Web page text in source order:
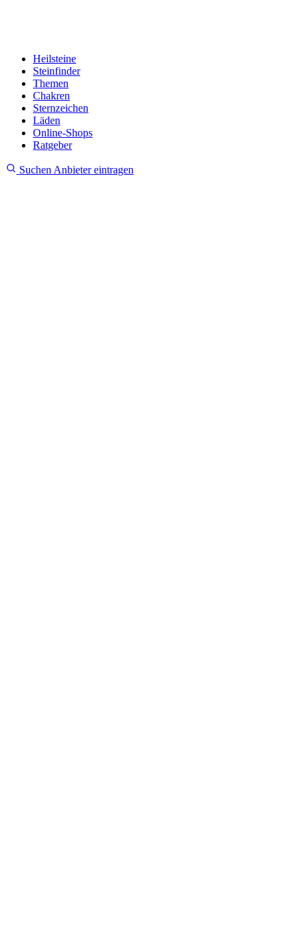
Heilsteine
Steinfinder
Themen
Chakren
Sternzeichen
Läden
Online-Shops
Ratgeber
Suchen Anbieter eintragen